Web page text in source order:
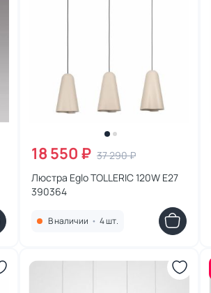
18 550 ₽ 37 290 ₽
Люстра Eglo TOLLERIC 120W E27
390364
В наличии • 4 шт.